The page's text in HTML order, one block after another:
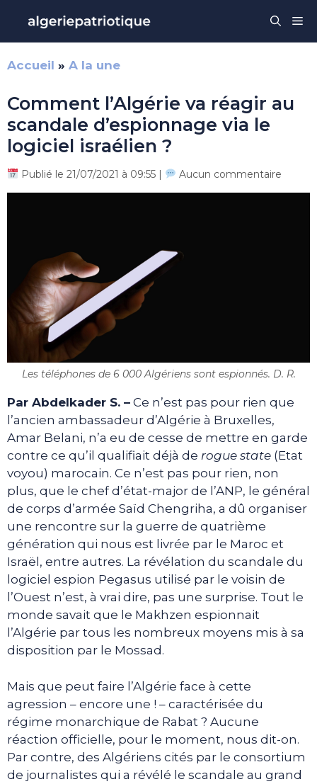
contenu
Accueil » A la une
Comment l’Algérie va réagir au
scandale d’espionnage via le
logiciel israélien ?
Publié le 21/07/2021 à 09:55 | Aucun commentaire
Les téléphones de 6 000 Algériens sont espionnés. D. R.
Par Abdelkader S. – Ce n’est pas pour rien que
l’ancien ambassadeur d’Algérie à Bruxelles,
Amar Belani, n’a eu de cesse de mettre en garde
contre ce qu’il qualifiait déjà de rogue state (Etat
voyou) marocain. Ce n’est pas pour rien, non
plus, que le chef d’état-major de l’ANP, le général
de corps d’armée Saïd Chengriha, a dû organiser
une rencontre sur la guerre de quatrième
génération qui nous est livrée par le Maroc et
Israël, entre autres. La révélation du scandale du
logiciel espion Pegasus utilisé par le voisin de
l’Ouest n’est, à vrai dire, pas une surprise. Tout le
monde savait que le Makhzen espionnait
l’Algérie par tous les nombreux moyens mis à sa
disposition par le Mossad.
Mais que peut faire l’Algérie face à cette
agression – encore une ! – caractérisée du
régime monarchique de Rabat ? Aucune
réaction officielle, pour le moment, nous dit-on.
Par contre, des Algériens cités par le consortium
de journalistes qui a révélé le scandale au grand